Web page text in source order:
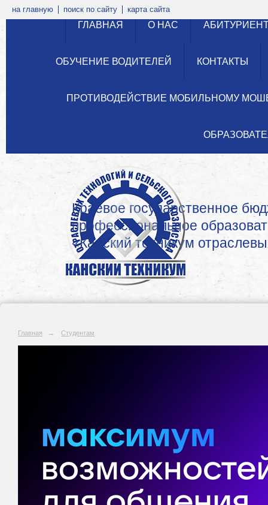
на главную поиск по сайту карта сайта
ГЛАВНАЯ О НАС
ОБУЧЕНИЕ ВОДИТЕЛЕЙ КОНТАКТЫ
ПРОТИВОДЕЙСТВИЕ МОБИЛЬНОМУ
Краевое государственное
профессиональное
«Канский техникум
Главная → Студентам